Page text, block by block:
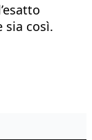
sia così.